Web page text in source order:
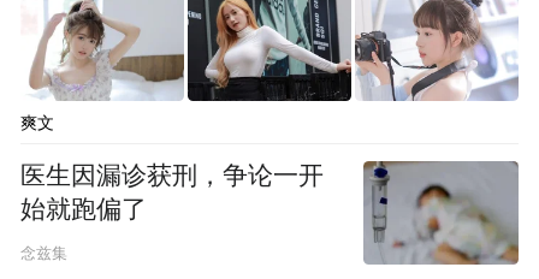
by the user of Dafeng Hao, which is a social media
platform and merely provides information storage
space services.”
爽文
医生因漏诊获刑，争论一开
始就跑偏了
念兹集